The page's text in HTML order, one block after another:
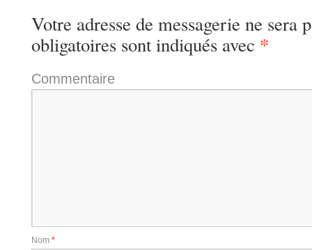
Votre adresse de messagerie ne sera
obligatoires sont indiqués avec *
Commentaire
Nom *